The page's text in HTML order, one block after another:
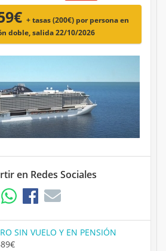
+ tasas (200€) por persona en
doble, salida 22/10/2026
en Redes Sociales
SIN VUELO Y EN PENSIÓN